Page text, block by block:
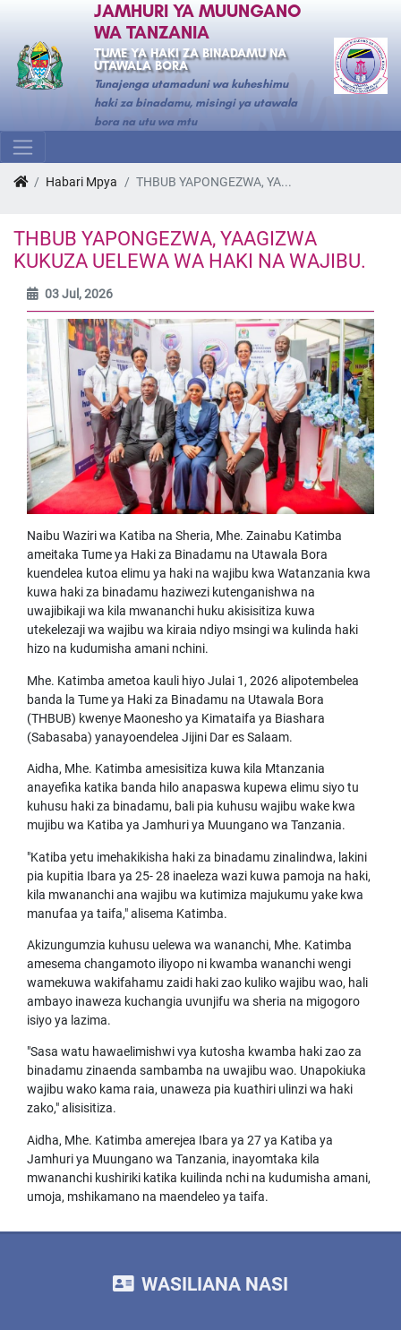
JAMHURI YA MUUNGANO
WA TANZANIA
TUME YA HAKI ZA BINADAMU NA
UTAWALA BORA
Tunajenga utamaduni wa kuheshimu
haki za binadamu, misingi ya utawala
bora na utu wa mtu
Habari Mpya THBUB YAPONGEZWA, YA...
THBUB YAPONGEZWA, YAAGIZWA
KUKUZA UELEWA WA HAKI NA WAJIBU.
03 Jul, 2026
Naibu Waziri wa Katiba na Sheria, Mhe. Zainabu Katimba
ameitaka Tume ya Haki za Binadamu na Utawala Bora
kuendelea kutoa elimu ya haki na wajibu kwa Watanzania kwa
kuwa haki za binadamu haziwezi kutenganishwa na
uwajibikaji wa kila mwananchi huku akisisitiza kuwa
utekelezaji wa wajibu wa kiraia ndiyo msingi wa kulinda haki
hizo na kudumisha amani nchini.
Mhe. Katimba ametoa kauli hiyo Julai 1, 2026 alipotembelea
banda la Tume ya Haki za Binadamu na Utawala Bora
(THBUB) kwenye Maonesho ya Kimataifa ya Biashara
(Sabasaba) yanayoendelea Jijini Dar es Salaam.
Aidha, Mhe. Katimba amesisitiza kuwa kila Mtanzania
anayefika katika banda hilo anapaswa kupewa elimu siyo tu
kuhusu haki za binadamu, bali pia kuhusu wajibu wake kwa
mujibu wa Katiba ya Jamhuri ya Muungano wa Tanzania.
"Katiba yetu imehakikisha haki za binadamu zinalindwa, lakini
pia kupitia Ibara ya 25- 28 inaeleza wazi kuwa pamoja na haki,
kila mwananchi ana wajibu wa kutimiza majukumu yake kwa
manufaa ya taifa," alisema Katimba.
Akizungumzia kuhusu uelewa wa wananchi, Mhe. Katimba
amesema changamoto iliyopo ni kwamba wananchi wengi
wamekuwa wakifahamu zaidi haki zao kuliko wajibu wao, hali
ambayo inaweza kuchangia uvunjifu wa sheria na migogoro
isiyo ya lazima.
"Sasa watu hawaelimishwi vya kutosha kwamba haki zao za
binadamu zinaenda sambamba na uwajibu wao. Unapokiuka
wajibu wako kama raia, unaweza pia kuathiri ulinzi wa haki
zako," alisisitiza.
Aidha, Mhe. Katimba amerejea Ibara ya 27 ya Katiba ya
Jamhuri ya Muungano wa Tanzania, inayomtaka kila
mwananchi kushiriki katika kuilinda nchi na kudumisha amani,
umoja, mshikamano na maendeleo ya taifa.
WASILIANA NASI